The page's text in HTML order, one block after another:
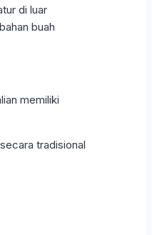
di luar
buah
memiliki
tradisional